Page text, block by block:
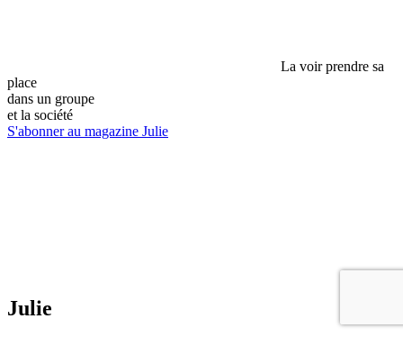
La voir prendre sa
place
dans un groupe
et la société
S'abonner au magazine Julie
Julie